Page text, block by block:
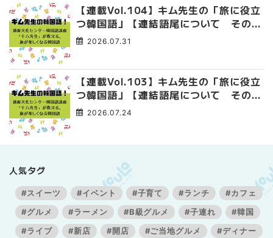
【連載Vol.104】キム先生の「旅に役立
つ韓国語」【連結語尾について その
4】2026.07.31
【連載Vol.103】キム先生の「旅に役立
つ韓国語」【連結語尾について その
3】2026.07.24
人気タグ
#スイーツ #イベント #子育て #ランチ
#カフェ
#グルメ
#ラーメン #B級グルメ #子連れ
#韓国
#ライブ
#新店 #開店 #ご当地グルメ
#ディナー